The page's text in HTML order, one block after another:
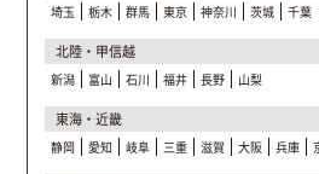
埼玉 栃木 群馬 東京 神奈川 茨城 千葉
北陸・甲信越
新潟 富山 石川 福井 長野 山梨
東海・近畿
静岡 愛知 岐阜 三重 滋賀 大阪 兵庫